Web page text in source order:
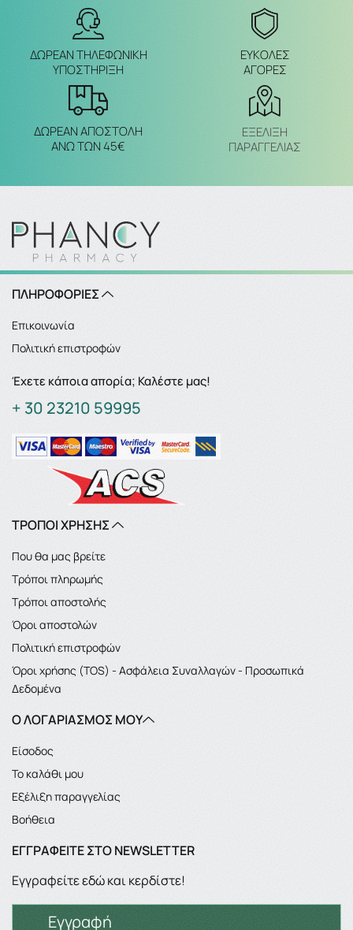
ΔΩΡΕΑΝ ΤΗΛΕΦΩΝΙΚΗ
ΥΠΟΣΤΗΡΙΞΗ
ΕΥΚΟΛΕΣ
ΑΓΟΡΕΣ
ΔΩΡΕΑΝ ΑΠΟΣΤΟΛΗ
ΑΝΩ ΤΩΝ 45€
ΕΞΈΛΙΞΗ
ΠΑΡΑΓΓΕΛΙΑΣ
ΠΛΗΡΟΦΟΡΙΕΣ
Επικοινωνία
Πολιτική επιστροφών
Έχετε κάποια απορία; Καλέστε μας!
+ 30 23210 59995
ΤΡΟΠΟΙ ΧΡΗΣΗΣ
Που θα μας βρείτε
Τρόποι πληρωμής
Τρόποι αποστολής
Όροι αποστολών
Πολιτική επιστροφών
Όροι χρήσης (TOS) - Ασφάλεια Συναλλαγών - Προσωπικά
Δεδομένα
Ο ΛΟΓΑΡΙΑΣΜΌΣ ΜΟΥ
Είσοδος
Το καλάθι μου
Εξέλιξη παραγγελίας
Βοήθεια
ΕΓΓΡΑΦΕΊΤΕ ΣΤΟ NEWSLETTER
Εγγραφείτε εδώ και κερδίστε!
Εγγραφή